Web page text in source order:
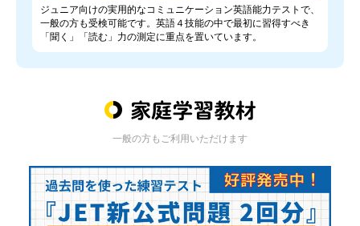
ジュニア向けの実用的なコミュニケーション英語能力テストで、
一般の方も受検可能です。英語４技能の中で最初に習得すべき
「聞く」「読む」力の測定に重点を置いています。
一般の方もご利用いただけます